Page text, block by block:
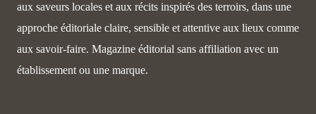
aux saveurs locales et aux récits inspirés des terroirs, dans une
approche éditoriale claire, sensible et attentive aux lieux comme
aux savoir-faire. Magazine éditorial sans affiliation avec un
établissement ou une marque.